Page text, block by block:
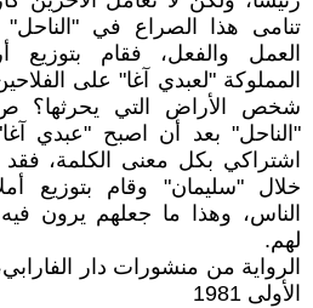
تنامى هذا الصراع في
العمل والفعل، فقام
المملوكة "لعبدي آغا" على
"الناحل" بعد أن اصبح "عبدي
اشتراكي بكل معنى الكلمة،
خلال "سليمان" وقام بتوزيع
الناس، وهذا ما جعلهم يرون
لهم.
الرواية من منشورات دار
الأولى 1981